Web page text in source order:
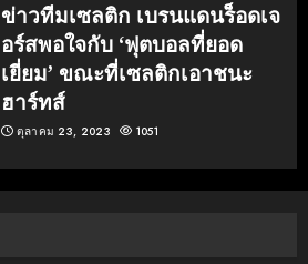
ข่าวทีมเซลติก เบรนแดนร็อดเจ
อร์สพอใจกับ ‘ฟุตบอลที่ยอด
เยี่ยม’ ขณะที่เซลติกเอาชนะ
ฮาร์ทส์
ตุลาคม 23, 2023 1051